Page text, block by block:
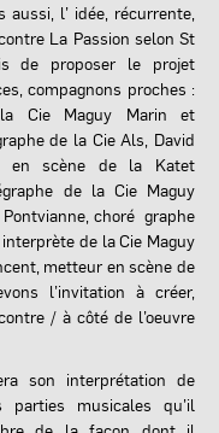
l’ idée, récurrente,
La Passion selon St
de proposer le projet
compagnons proches :
Cie Maguy Marin et
de la Cie Als, David
en scène de la Katet
de la Cie Maguy
choré graphe
de la Cie Maguy
metteur en scène de
l’invitation à créer,
/ à côté de l’oeuvre
son interprétation de
musicales qu’il